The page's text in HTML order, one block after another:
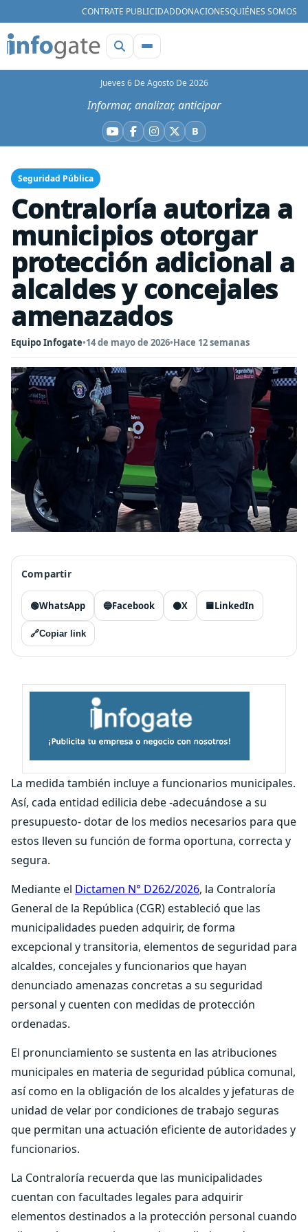
CONTRATE PUBLICIDADDONACIONESQUIÉNES SOMOS
Jueves 6 De Agosto De 2026
Informar, analizar, anticipar
YouTube
Facebook
Instagram
X BBluesky
Seguridad Pública
Contraloría autoriza a
municipios otorgar
protección adicional a
alcaldes y concejales
amenazados
Equipo Infogate•14 de mayo de 2026•Hace 12 semanas
Compartir
🟢WhatsApp 🔵Facebook ⚫X 🟦LinkedIn
🔗Copiar link
La medida también incluye a funcionarios municipales.
Así, cada entidad edilicia debe -adecuándose a su
presupuesto- dotar de los medios necesarios para que
estos lleven su función de forma oportuna, correcta y
segura.
Mediante el Dictamen N° D262/2026, la Contraloría
General de la República (CGR) estableció que las
municipalidades pueden adquirir, de forma
excepcional y transitoria, elementos de seguridad para
alcaldes, concejales y funcionarios que hayan
denunciado amenazas concretas a su seguridad
personal y cuenten con medidas de protección
ordenadas.
El pronunciamiento se sustenta en las atribuciones
municipales en materia de seguridad pública comunal,
así como en la obligación de los alcaldes y jefaturas de
unidad de velar por condiciones de trabajo seguras
que permitan una actuación eficiente de autoridades y
funcionarios.
La Contraloría recuerda que las municipalidades
cuentan con facultades legales para adquirir
elementos destinados a la protección personal cuando